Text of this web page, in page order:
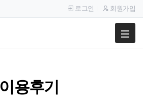
로그인 회원가입
이용후기